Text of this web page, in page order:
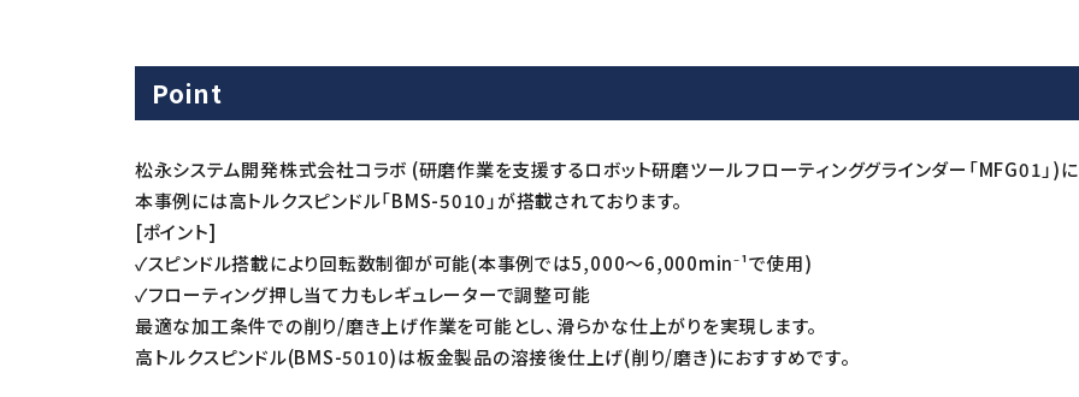
Point
松永システム開発株式会社コラボ (研磨作業を支援するロボット研磨ツールフローティンググラインダー「MFG01」)
本事例には高トルクスピンドル「BMS-5010」が搭載されております。
[ポイント]
✓スピンドル搭載により回転数制御が可能(本事例では5,000～6,000min⁻¹で使用)
✓フローティング押し当て力もレギュレーターで調整可能
最適な加工条件での削り/磨き上げ作業を可能とし、滑らかな仕上がりを実現します。
高トルクスピンドル(BMS-5010)は板金製品の溶接後仕上げ(削り/磨き)におすすめです。